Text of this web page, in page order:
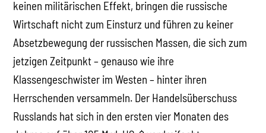
keinen militärischen Effekt, bringen die russische
Wirtschaft nicht zum Einsturz und führen zu keiner
Absetzbewegung der russischen Massen, die sich zum
jetzigen Zeitpunkt – genauso wie ihre
Klassengeschwister im Westen – hinter ihren
Herrschenden versammeln. Der Handelsüberschuss
Russlands hat sich in den ersten vier Monaten des